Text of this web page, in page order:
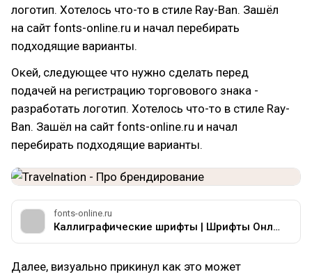
логотип. Хотелось что-то в стиле Ray-Ban. Зашёл
на сайт fonts-online.ru и начал перебирать
подходящие варианты.
Окей, следующее что нужно сделать перед
подачей на регистрацию торговового знака -
разработать логотип. Хотелось что-то в стиле Ray-
Ban. Зашёл на сайт fonts-online.ru и начал
перебирать подходящие варианты.
fonts-online.ru
Каллиграфические шрифты | Шрифты Онлайн
Далее, визуально прикинул как это может